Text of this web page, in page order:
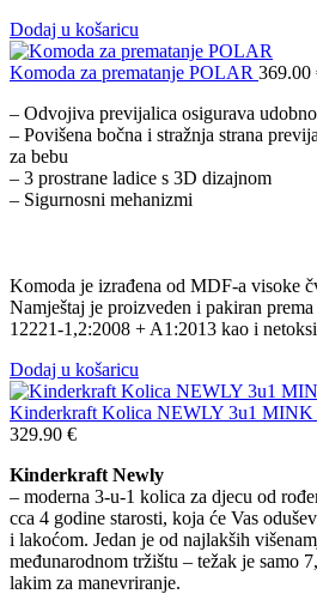
Dodaj u košaricu
Komoda za prematanje POLAR 369.00
– Odvojiva previjalica osigurava
– Povišena bočna i stražnja strana
za bebu
– 3 prostrane ladice s 3D dizajnom
– Sigurnosni mehanizmi
Komoda je izrađena od MDF-a visoke
Namještaj je proizveden i pakiran
12221-1,2:2008 + A1:2013 kao i
Dodaj u košaricu
Kinderkraft Kolica NEWLY 3u1 MINK
329.90 €
Kinderkraft Newly
– moderna 3-u-1 kolica za djecu od
cca 4 godine starosti, koja će Vas
i lakoćom. Jedan je od najlakših
međunarodnom tržištu – težak je samo
lakim za manevriranje.